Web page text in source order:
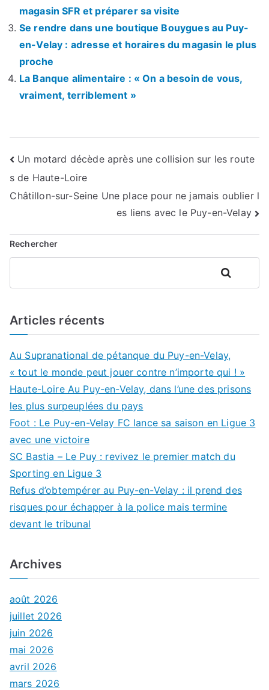
magasin SFR et préparer sa visite
Se rendre dans une boutique Bouygues au Puy-
en-Velay : adresse et horaires du magasin le plus
proche
La Banque alimentaire : « On a besoin de vous,
vraiment, terriblement »
Navigation
de
Un motard décède après une collision sur les route
s de Haute-Loire
Châtillon-sur-Seine Une place pour ne jamais oublier l
es liens avec le Puy-en-Velay
Rechercher
Rechercher
Articles récents
Au Supranational de pétanque du Puy-en-Velay,
« tout le monde peut jouer contre n’importe qui ! »
Haute-Loire Au Puy-en-Velay, dans l’une des prisons
les plus surpeuplées du pays
Foot : Le Puy-en-Velay FC lance sa saison en Ligue 3
avec une victoire
SC Bastia – Le Puy : revivez le premier match du
Sporting en Ligue 3
Refus d’obtempérer au Puy-en-Velay : il prend des
risques pour échapper à la police mais termine
devant le tribunal
Archives
août 2026
juillet 2026
juin 2026
mai 2026
avril 2026
mars 2026